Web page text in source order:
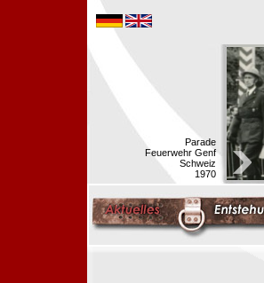
Parade
Feuerwehr Genf
Schweiz
1970